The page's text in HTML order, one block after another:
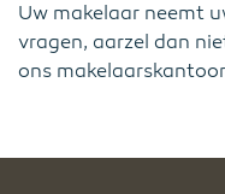
Uw makelaar neemt
vragen, aarzel dan
ons